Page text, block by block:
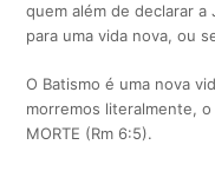
quem além de declarar a
para uma vida nova, ou
O Batismo é uma nova
morremos literalmente, o
MORTE (Rm 6:5).